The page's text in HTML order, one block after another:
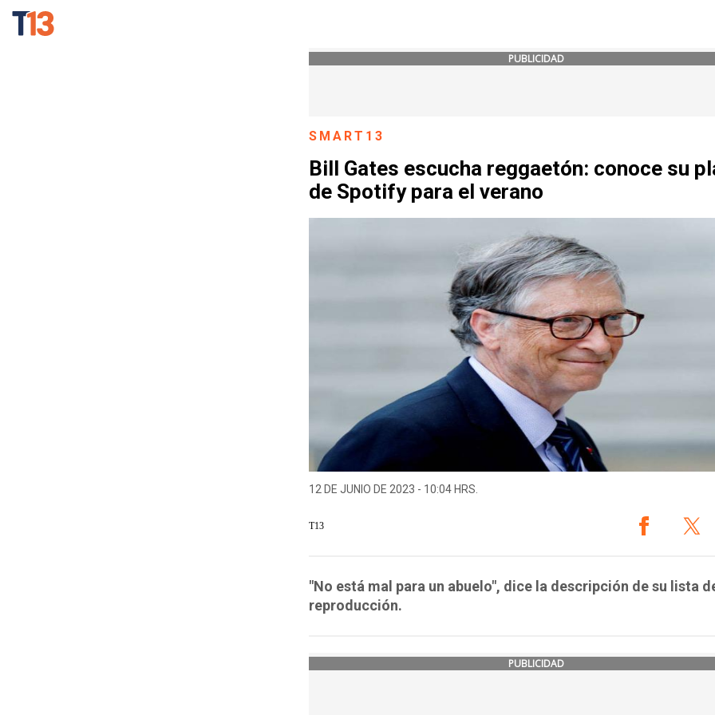
PUBLICIDAD
SMART13
Bill Gates escucha reggaetón: conoce su
de Spotify para el verano
12 DE JUNIO DE 2023 - 10:04 HRS.
T13
"No está mal para un abuelo", dice la descripción de su lista
reproducción.
PUBLICIDAD